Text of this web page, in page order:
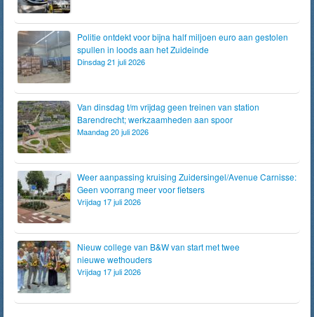
Politie ontdekt voor bijna half miljoen euro aan gestolen
spullen in loods aan het Zuideinde
Dinsdag 21 juli 2026
Van dinsdag t/m vrijdag geen treinen van station
Barendrecht; werkzaamheden aan spoor
Maandag 20 juli 2026
Weer aanpassing kruising Zuidersingel/Avenue Carnisse:
Geen voorrang meer voor fietsers
Vrijdag 17 juli 2026
Nieuw college van B&W van start met twee
nieuwe wethouders
Vrijdag 17 juli 2026